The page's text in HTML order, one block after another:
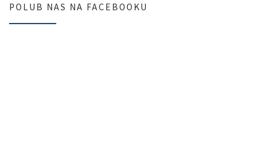
POLUB NAS NA FACEBOOKU